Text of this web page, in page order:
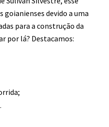
goianienses devido a uma
para a construção da
por lá? Destacamos: